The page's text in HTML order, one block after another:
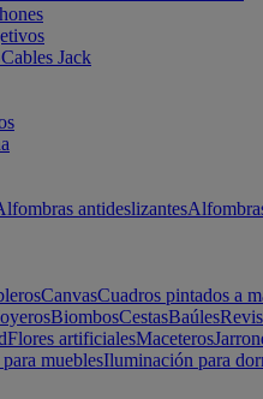
Cables Jack
antideslizantes
CanvasCuadros pintados a
BiombosCestasBaúles
Flores artificialesMaceteros
mueblesIluminación para